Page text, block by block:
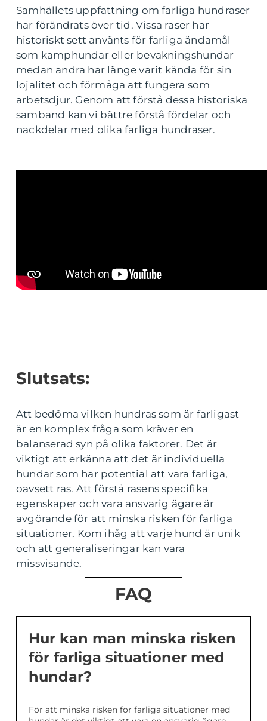
Samhällets uppfattning om farliga hundraser
har förändrats över tid. Vissa raser har
historiskt sett använts för farliga ändamål
som kamphundar eller bevakningshundar
medan andra har länge varit kända för sin
lojalitet och förmåga att fungera som
arbetsdjur. Genom att förstå dessa historiska
samband kan vi bättre förstå fördelar och
nackdelar med olika farliga hundraser.
Slutsats:
Att bedöma vilken hundras som är farligast
är en komplex fråga som kräver en
balanserad syn på olika faktorer. Det är
viktigt att erkänna att det är individuella
hundar som har potential att vara farliga,
oavsett ras. Att förstå rasens specifika
egenskaper och vara ansvarig ägare är
avgörande för att minska risken för farliga
situationer. Kom ihåg att varje hund är unik
och att generaliseringar kan vara
missvisande.
FAQ
Hur kan man minska risken
för farliga situationer med
hundar?
För att minska risken för farliga situationer med